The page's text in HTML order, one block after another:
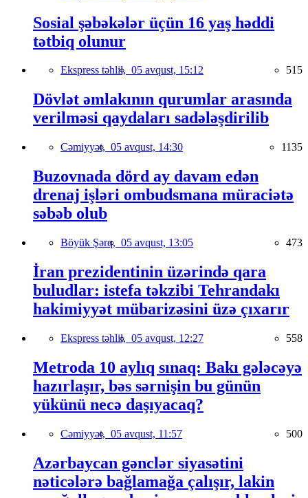
Sosial şəbəkələr üçün 16 yaş həddi
tətbiq olunur
Ekspress təhlil, 05 avqust, 15:12 515
Dövlət əmlakının qurumlar arasında
verilməsi qaydaları sadələşdirilib
Cəmiyyət, 05 avqust, 14:30 1135
Buzovnada dörd ay davam edən
drenaj işləri ombudsmana müraciətə
səbəb olub
Böyük Şərq, 05 avqust, 13:05 473
İran prezidentinin üzərində qara
buludlar: istefa təkzibi Tehrandakı
hakimiyyət mübarizəsini üzə çıxarır
Ekspress təhlil, 05 avqust, 12:27 558
Metroda 10 aylıq sınaq: Bakı gələcəyə
hazırlaşır, bəs sərnişin bu günün
yükünü necə daşıyacaq?
Cəmiyyət, 05 avqust, 11:57 500
Azərbaycan gənclər siyasətini
nəticələrə bağlamağa çalışır, lakin